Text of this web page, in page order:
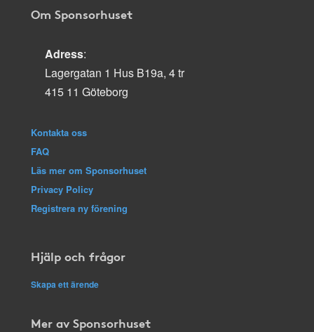
Om Sponsorhuset
Adress:
Lagergatan 1 Hus B19a, 4 tr
415 11 Göteborg
Kontakta oss
FAQ
Läs mer om Sponsorhuset
Privacy Policy
Registrera ny förening
Hjälp och frågor
Skapa ett ärende
Mer av Sponsorhuset